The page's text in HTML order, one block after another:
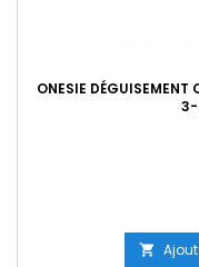
ONESIE DÉGUISEMENT
3-
